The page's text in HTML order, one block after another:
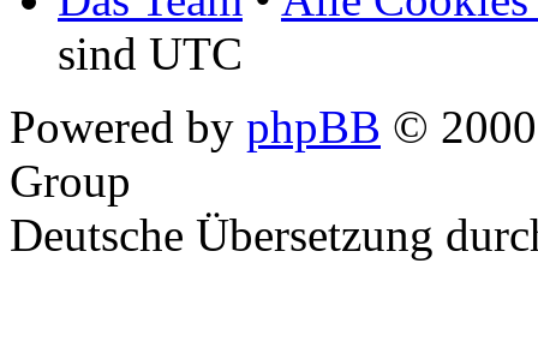
sind UTC
Powered by phpBB ©
Group
Deutsche Übersetzung